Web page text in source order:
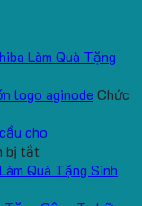
Làm Quà Tặng
logo aginode Chức
cho
bị tắt
Quà
Quà Tặng Sinh